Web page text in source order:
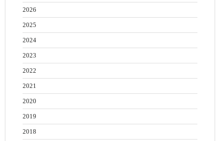
2026
2025
2024
2023
2022
2021
2020
2019
2018